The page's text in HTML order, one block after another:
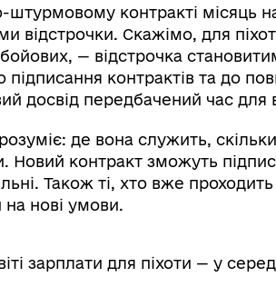
штурмовому контракті місяць
відстрочки. Скажімо, для
— відстрочка
контрактів та до
досвід передбачений час для
де вона служить,
Новий контракт зможуть
Також ті, хто вже
нові умови.
зарплати для піхоти — у